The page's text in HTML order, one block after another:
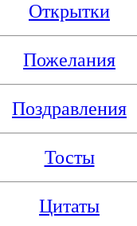
Открытки
Пожелания
Поздравления
Тосты
Цитаты